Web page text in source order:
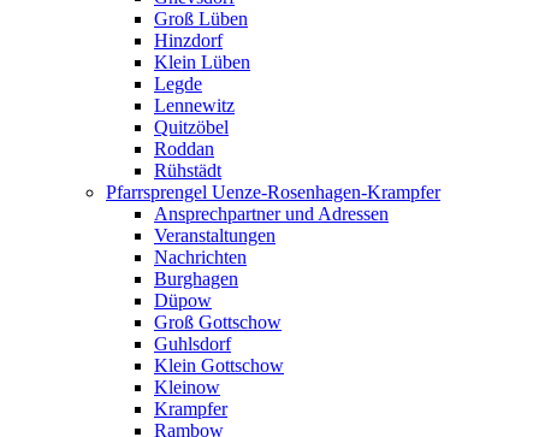
Groß Lüben
Hinzdorf
Klein Lüben
Legde
Lennewitz
Quitzöbel
Roddan
Rühstädt
Pfarrsprengel Uenze-Rosenhagen-Krampfer
Ansprechpartner und Adressen
Veranstaltungen
Nachrichten
Burghagen
Düpow
Groß Gottschow
Guhlsdorf
Klein Gottschow
Kleinow
Krampfer
Rambow